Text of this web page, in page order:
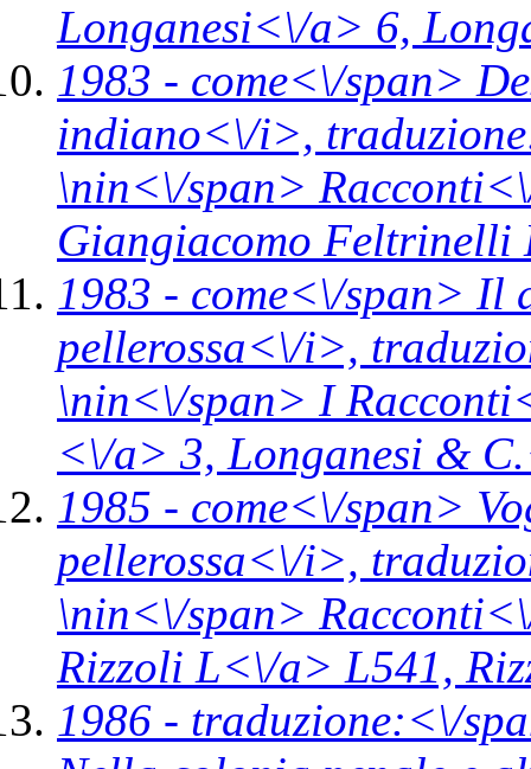
Longanesi<\/a> 6,
1983 - come<\/span>
indiano<\/i>,
\nin<\/span>
Giangiacomo
1983 - come<\/span> Il
pellerossa<\/i>,
\nin<\/span> I
<\/a> 3, Longanesi &
1985 - come<\/span>
pellerossa<\/i>,
\nin<\/span>
Rizzoli L<\/a> L541,
1986 - traduzione:<\/